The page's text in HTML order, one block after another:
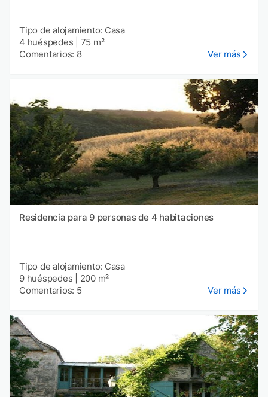
Tipo de alojamiento: Casa
4 huéspedes
75 m²
Comentarios: 8
Ver más
Residencia para 9 personas de 4 habitaciones
Tipo de alojamiento: Casa
9 huéspedes
200 m²
Comentarios: 5
Ver más